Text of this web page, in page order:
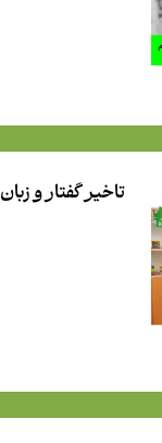
تاخیر گفتار و زبان